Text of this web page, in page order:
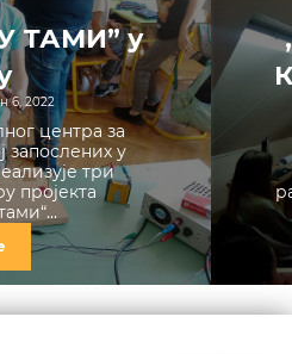
ТАМИ” у
6, 2022
центра за
запослених у
три
пројекта